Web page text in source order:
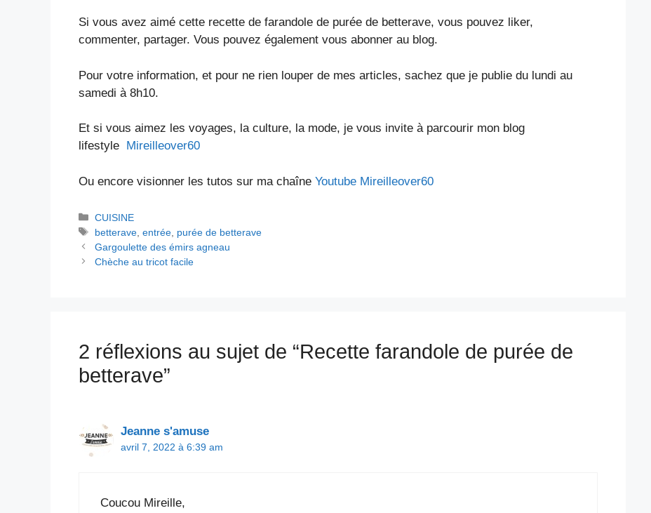
Si vous avez aimé cette recette de farandole de purée de betterave, vous pouvez liker,
commenter, partager. Vous pouvez également vous abonner au blog.
Pour votre information, et pour ne rien louper de mes articles, sachez que je publie du lundi au
samedi à 8h10.
Et si vous aimez les voyages, la culture, la mode, je vous invite à parcourir mon blog
lifestyle
Mireilleover60
Ou encore visionner les tutos sur ma chaîne Youtube Mireilleover60
Catégories
CUISINE
Étiquettes
betterave ,entrée purée de betterave
Gargoulette des émirs agneau
Chèche au tricot facile
2 réflexions au sujet de “Recette farandole de purée de
betterave”
Jeanne s'amuse
avril 7, 2022 à 6:39 am
Coucou Mireille,